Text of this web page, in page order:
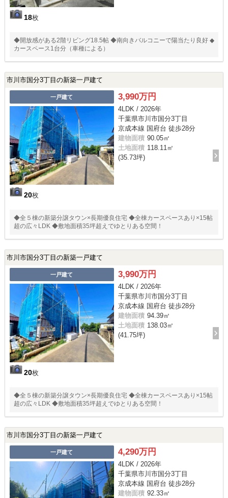
18枚
◆開放感がある2階リビング18.5帖 ◆南向きバルコニーで陽当たり良好 ◆
カースペース1台分（車種による）
市川市国分3丁目の新築一戸建て
一戸建て
20枚
3,990万円
4LDK / 2026年
千葉県市川市国分3丁目
京成本線 国府台 徒歩28分
建物面積 90.05㎡
土地面積 118.11㎡
(35.73坪)
◆全５棟の新築分譲タウン×長期優良住宅 ◆全棟カースペースあり×15帖
超の広々LDK ◆敷地面積35坪超えでゆとりある空間！
市川市国分3丁目の新築一戸建て
一戸建て
20枚
3,990万円
4LDK / 2026年
千葉県市川市国分3丁目
京成本線 国府台 徒歩28分
建物面積 94.39㎡
土地面積 138.03㎡
(41.75坪)
◆全５棟の新築分譲タウン×長期優良住宅 ◆全棟カースペースあり×15帖
超の広々LDK ◆敷地面積35坪超えでゆとりある空間！
市川市国分3丁目の新築一戸建て
一戸建て 4,290万円
4LDK / 2026年
千葉県市川市国分3丁目
京成本線 国府台 徒歩28分
建物面積 92.33㎡